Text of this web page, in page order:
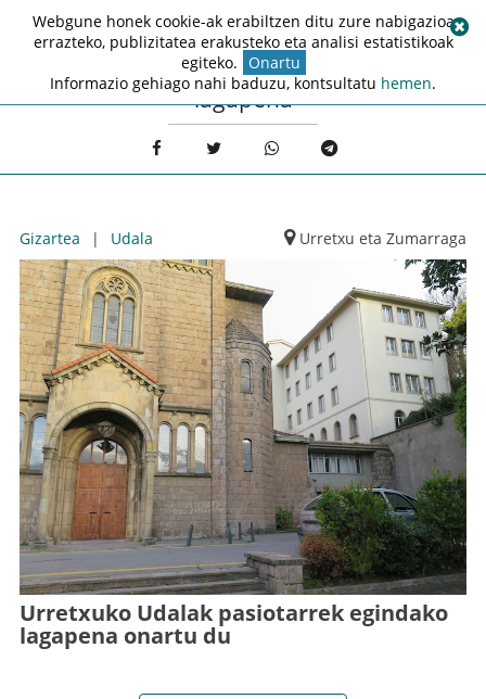
lagapena
Gizartea | Udala Urretxu eta Zumarraga
Urretxuko Udalak pasiotarrek egindako
lagapena onartu du
Webgune honek cookie-ak erabiltzen ditu zure nabigazioa
errazteko, publizitatea erakusteko eta analisi estatistikoak
egiteko. Onartu
Informazio gehiago nahi baduzu, kontsultatu hemen.